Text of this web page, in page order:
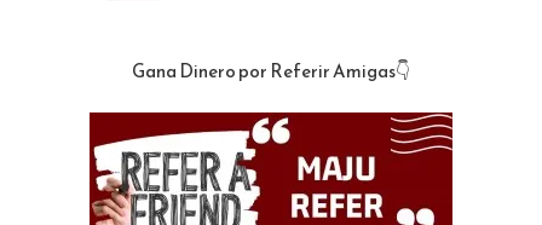
Gana Dinero por Referir Amigas👇